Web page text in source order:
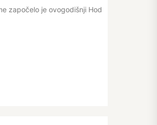
započelo je ovogodišnji Hod